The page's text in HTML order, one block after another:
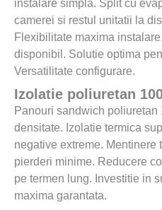
instalare simpla. Split cu
camerei si restul unitatii la
Flexibilitate maxima
disponibil. Solutie optima
Versatilitate configurare.
Izolatie poliuretan
Panouri sandwich poliuretan
densitate. Izolatie termica
negative extreme. Mentinere
pierderi minime. Reducere
pe termen lung. Investitie in
maxima garantata.